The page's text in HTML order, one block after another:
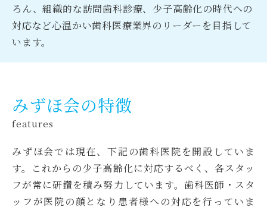
ろん、組織的な訪問歯科診療、少子高齢化の時代への
対応など心温かい歯科医療業界のリーダーを目指して
います。
みずほ会の特徴
features
みずほ会では現在、下記の歯科医院を開設していま
す。これからの少子高齢化に対応するべく、各スタッ
フが常に研鑽を積み努力しています。歯科医師・スタ
ッフが医院の顔となり患者様への対応を行っていま